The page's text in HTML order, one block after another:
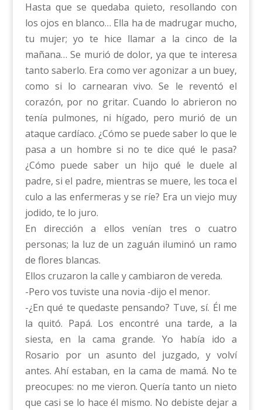
Hasta que se quedaba quieto, resollando con
los ojos en blanco… Ella ha de madrugar mucho,
tu mujer; yo te hice llamar a la cinco de la
mañana… Se murió de dolor, ya que te interesa
tanto saberlo. Era como ver agonizar a un buey,
como si lo carnearan vivo. Se le reventó el
corazón, por no gritar. Cuando lo abrieron no
tenía pulmones, ni hígado, pero murió de un
ataque cardíaco. ¿Cómo se puede saber lo que le
pasa a un hombre si no te dice qué le pasa?
¿Cómo puede saber un hijo qué le duele al
padre, si el padre, mientras se muere, les toca el
culo a las enfermeras y se ríe? Era un viejo muy
jodido, te lo juro.
En dirección a ellos venían tres o cuatro
personas; la luz de un zaguán iluminó un ramo
de flores blancas.
Ellos cruzaron la calle y cambiaron de vereda.
-Pero vos tuviste una novia -dijo el menor.
-¿En qué te quedaste pensando? Tuve, sí. Él me
la quitó. Papá. Los encontré una tarde, a la
siesta, en la cama grande. Yo había ido a
Rosario por un asunto del juzgado, y volví
antes. Ahí estaban, en la cama de mamá. No te
preocupes: no me vieron. Quería tanto un nieto
que casi se lo hace él mismo. No debiste dejar a